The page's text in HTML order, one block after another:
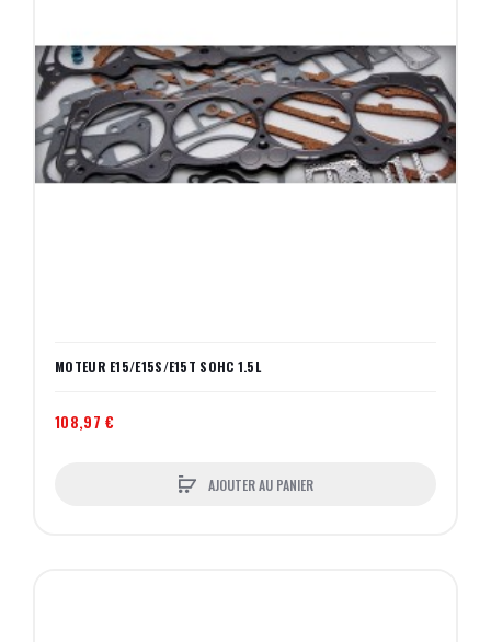
MOTEUR E15/E15S/E15T SOHC 1.5L
108,97 €
AJOUTER AU PANIER